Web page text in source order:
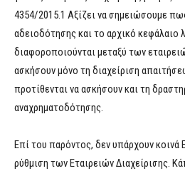
4354/2015.1 Αξίζει να σημειώσουμε
αδειοδότησης και το αρχικό κεφάλαιο
διαφοροποιούνται μεταξύ των
ασκήσουν μόνο τη διαχείριση
προτίθενται να ασκήσουν και τη
αναχρηματοδότησης.
Επί του παρόντος, δεν υπάρχουν κοινά
ρύθμιση των Εταιρειών Διαχείρισης.